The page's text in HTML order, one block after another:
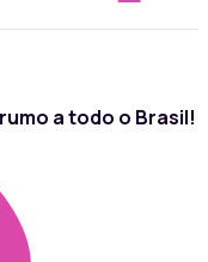
a todo o Brasil!